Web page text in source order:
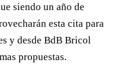
siendo un año de
esta cita para
y desde BdB Bricol
propuestas.